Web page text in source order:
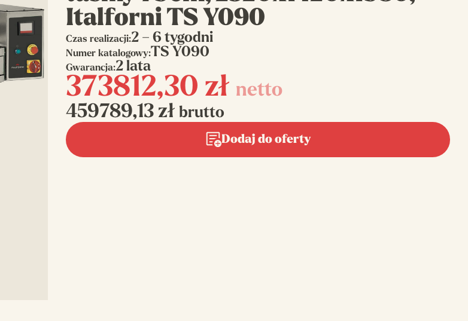
Italforni TS Y090
Czas realizacji:2 – 6 tygodni
Numer katalogowy:TS Y090
Gwarancja:2 lata
373812,30 zł netto
459789,13 zł brutto
Dodaj do oferty